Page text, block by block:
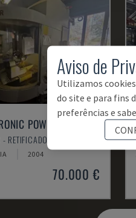
POWER
- RETIFICADORA CILÍNDRICA
2004
70.000 €
Aviso de
Utilizamos
do site e para fins
preferências e